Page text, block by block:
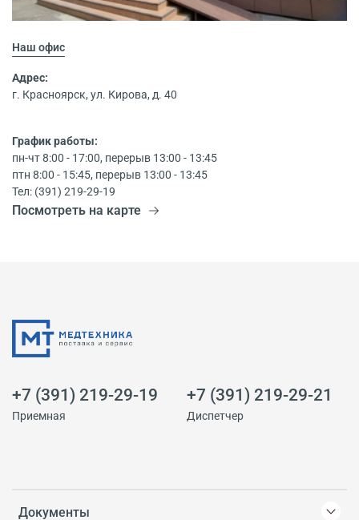
Наш офис
Адрес:
г. Красноярск, ул. Кирова, д. 40
График работы:
пн-чт 8:00 - 17:00, перерыв 13:00 - 13:45
птн 8:00 - 15:45, перерыв 13:00 - 13:45
Тел: (391) 219-29-19
Посмотреть на карте
Документы
+7 (391) 219-29-19
Приемная
+7 (391) 219-29-21
Диспетчер